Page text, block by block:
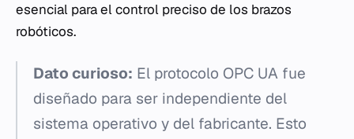
esencial para el control preciso de los brazos
robóticos.
Dato curioso: El protocolo OPC UA fue
diseñado para ser independiente del
sistema operativo y del fabricante. Esto